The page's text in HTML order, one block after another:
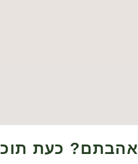
אהבתם? כעת